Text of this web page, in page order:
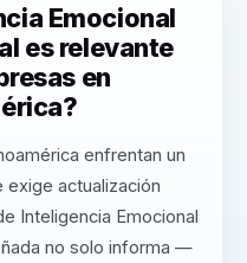
Emocional
es relevante
en
enfrentan un
actualización
Inteligencia Emocional
no solo informa —